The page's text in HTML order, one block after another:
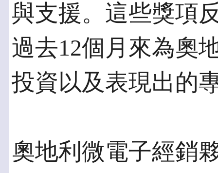
與支援。這些獎項
過去12個月來為奧
投資以及表現出的
奧地利微電子經銷